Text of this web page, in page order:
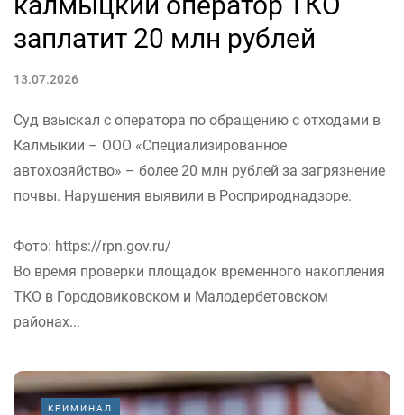
заплатит 20 млн рублей
13.07.2026
Суд взыскал с оператора по обращению с отходами в
Калмыкии – ООО «Специализированное
автохозяйство» – более 20 млн рублей за загрязнение
почвы. Нарушения выявили в Росприроднадзоре.
Фото: https://rpn.gov.ru/
Во время проверки площадок временного накопления
ТКО в Городовиковском и Малодербетовском
районах...
КРИМИНАЛ